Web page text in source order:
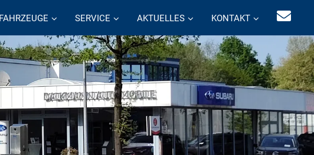
FAHRZEUGE SERVICE AKTUELLES KONTAKT